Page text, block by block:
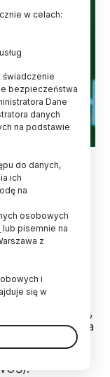
wakacji
do
26 lat -
Ubezpieczeń
do bezpłatnej
Zdrowia,
Uprawnienia
są
w celach:
świadczenie
bezpieczeństwa
Dane
danych
na podstawie
do danych,
ich
na
osobowych
lub pisemnie na
z
i
się w